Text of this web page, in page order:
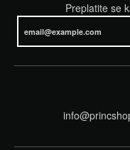
Preplatite se